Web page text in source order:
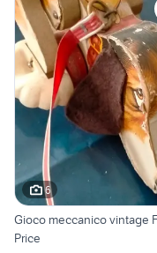
6
Gioco meccanico vintage Fisher-
Price